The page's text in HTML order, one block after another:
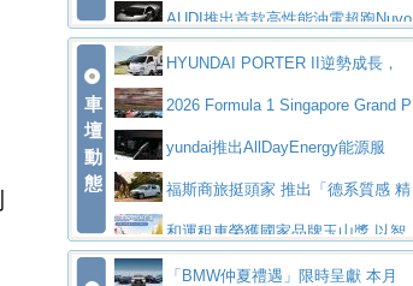
MC12」全球首度亮相
迎接 RANGE ROVER 品牌家族第
五位成員 全新 RANGE ROVER GT 預告登
場
造型華麗時尚、科技座艙再進化，P
eugeot 208小改款發表上市94.8萬起
突然滿天都是小星星！ 台灣賓士突
襲式宣告全新 GLB 第四季上市即日起接單1
98萬起
台灣僅此一台 ! ROYAL ENFIELD
SHOTGUN 650 x ROUGH CRAFTS 限量特
仕版29日開放搶購
更高效的動力
問世，擁有品牌史上最寬敞且豪華的座艙
AUDI推出首款高性能油電超跑Nuvo
lari，0到100公里加速2.6秒、極速350公里
／小時
百年三叉戟傳奇再啟程 Maserati 重
返 1000 Miglia 傳承競速榮耀
法拉利首款純電跑車Luce亮相，最
大馬力超過1000匹並具備530公里最大續航
里程
小車大空間、座艙科技更先進，SK
ODA發表全新純電跨界休旅Eipq祭平民化車
價89萬起
賓士AMG.EA專屬平台首作，Merc
edes-AMG 全新GT 4-Door Coupe全球首發
福斯推出首款GTI純電性能掀背ID.
Polo GTI，擁有226匹馬力和零百加速 6.8
Jaguar 公布四門 GT車款正式車名
車
壇
動
態
HYUNDAI PORTER II逆勢成長，
勇奪中型貨車銷售冠軍
2026 Formula 1 Singapore Grand P
rix 新加坡大獎賽 Audi 極速之旅開放報名
yundai推出AllDayEnergy能源服
務 讓電動車化身行動儲能系統
福斯商旅挺頭家 推出「德系質感 精
算圓夢」專案和運租車榮獲國家品牌玉山獎 以智
慧移動與綠能創新父親節霸氣獻禮！PGO 威力125 最
「BMW仲夏禮遇」限時呈獻 本月